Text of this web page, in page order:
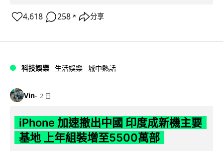
4,618 258 ↗ 分享
科技娛樂 生活娛樂 城中熱話
Vin 2 日
iPhone 加速撤出中國 印度成新機主要
基地 上年組裝增至5500萬部